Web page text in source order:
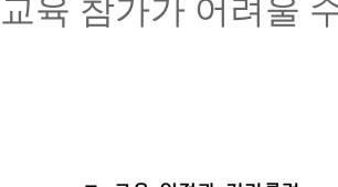
교육 참가가 어려울